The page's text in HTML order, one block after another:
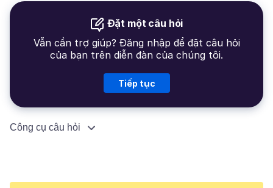
Đặt một câu hỏi
Vẫn cần trợ giúp? Đăng nhập để đặt câu hỏi
của bạn trên diễn đàn của chúng tôi.
Tiếp tục
Công cụ câu hỏi